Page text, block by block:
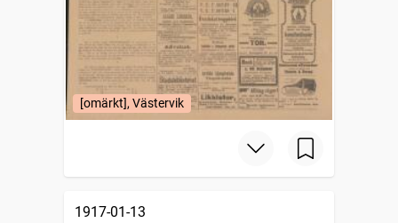
[omärkt], Västervik
1917-01-13